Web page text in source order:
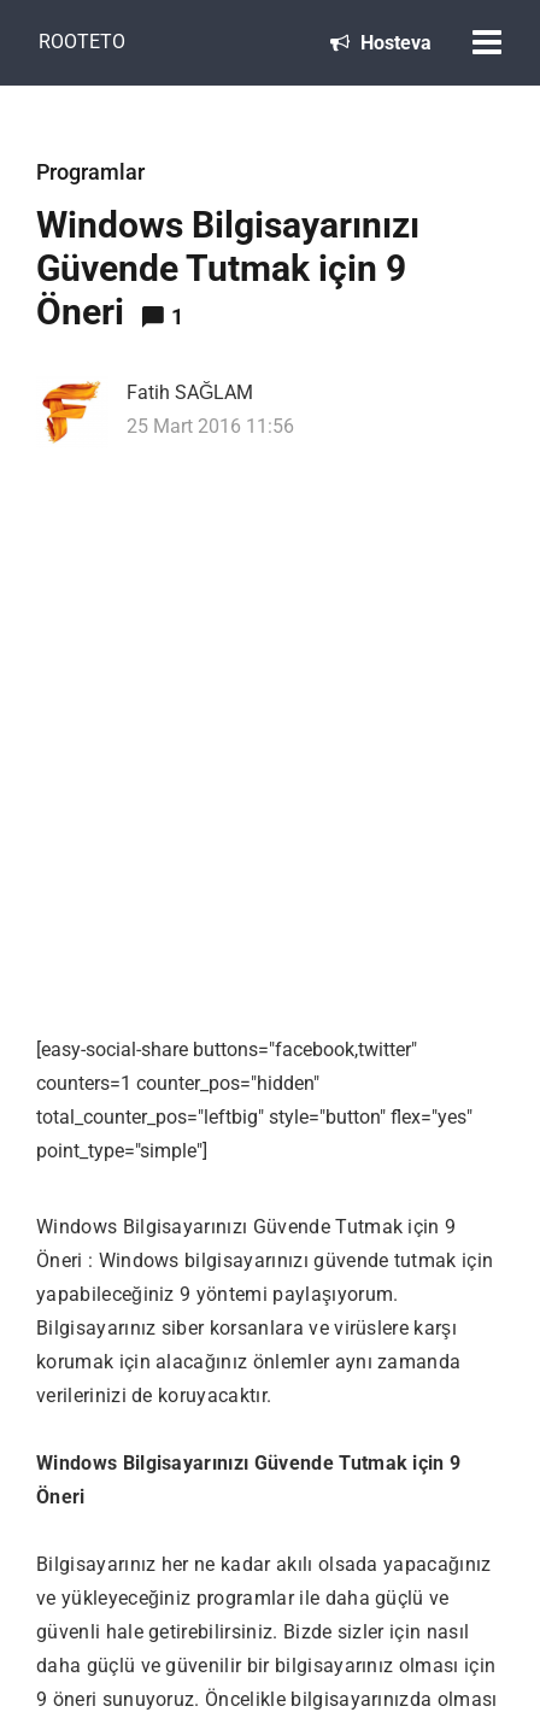
ROOTETO Hosteva
Programlar
Windows Bilgisayarınızı
Güvende Tutmak için 9
Öneri
1
Fatih SAĞLAM
25 Mart 2016 11:56
[easy-social-share buttons="facebook,twitter"
counters=1 counter_pos="hidden"
total_counter_pos="leftbig" style="button" flex="yes"
point_type="simple"]
Windows Bilgisayarınızı Güvende Tutmak için 9
Öneri : Windows bilgisayarınızı güvende tutmak için
yapabileceğiniz 9 yöntemi paylaşıyorum.
Bilgisayarınız siber korsanlara ve virüslere karşı
korumak için alacağınız önlemler aynı zamanda
verilerinizi de koruyacaktır.
Windows Bilgisayarınızı Güvende Tutmak için 9
Öneri
Bilgisayarınız her ne kadar akılı olsada yapacağınız
ve yükleyeceğiniz programlar ile daha güçlü ve
güvenli hale getirebilirsiniz. Bizde sizler için nasıl
daha güçlü ve güvenilir bir bilgisayarınız olması için
9 öneri sunuyoruz. Öncelikle bilgisayarınızda olması